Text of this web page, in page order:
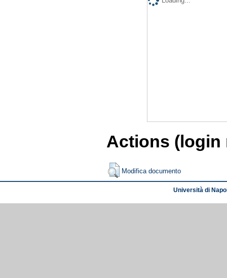
Actions (login
Modifica documento
Università di